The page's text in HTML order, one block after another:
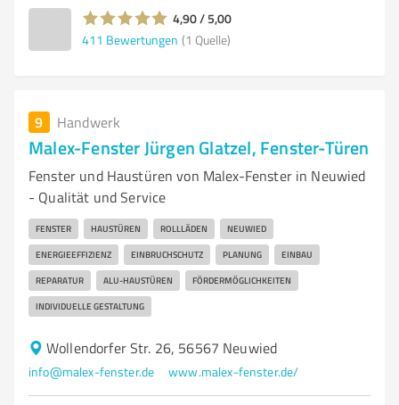
4,90 / 5,00
411 Bewertungen (1 Quelle)
9 Handwerk
Malex-Fenster Jürgen Glatzel, Fenster-Türen
Fenster und Haustüren von Malex-Fenster in Neuwied
- Qualität und Service
FENSTER HAUSTÜREN ROLLLÄDEN NEUWIED
ENERGIEEFFIZIENZ EINBRUCHSCHUTZ PLANUNG EINBAU
REPARATUR ALU-HAUSTÜREN FÖRDERMÖGLICHKEITEN
INDIVIDUELLE GESTALTUNG
Wollendorfer Str. 26, 56567 Neuwied
info@malex-fenster.de www.malex-fenster.de/